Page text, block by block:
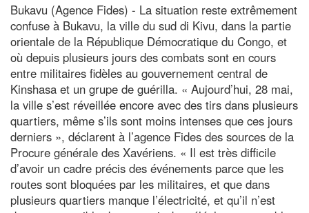
Bukavu (Agence Fides) - La situation reste extrêmement
confuse à Bukavu, la ville du sud di Kivu, dans la partie
orientale de la République Démocratique du Congo, et
où depuis plusieurs jours des combats sont en cours
entre militaires fidèles au gouvernement central de
Kinshasa et un grupe de guérilla. « Aujourd’hui, 28 mai,
la ville s’est réveillée encore avec des tirs dans plusieurs
quartiers, même s’ils sont moins intenses que ces jours
derniers », déclarent à l’agence Fides des sources de la
Procure générale des Xavériens. « Il est très difficile
d’avoir un cadre précis des événements parce que les
routes sont bloquées par les militaires, et que dans
plusieurs quartiers manque l’électricité, et qu’il n’est